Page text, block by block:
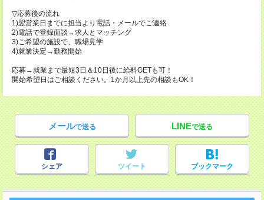
▽応募後の流れ
1)翌営業日までに担当より電話・メールでご連絡
2)電話で登録面談→求人とマッチング
3)ご希望の施設で、職場見学
4)就業決定→勤務開始
応募→就業まで最短3日＆10日後に給料GETも可！
開始希望日はご相談ください。1か月以上先の相談もOK！
メールで送る LINEで送る
シェア ツイート ブックマーク